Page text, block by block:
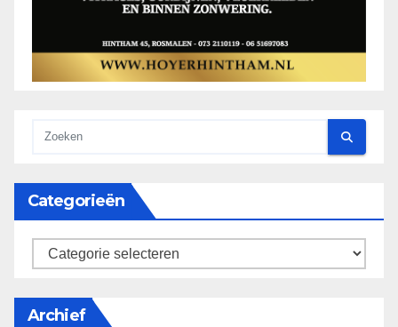
Categorieën
categorieën
Archief